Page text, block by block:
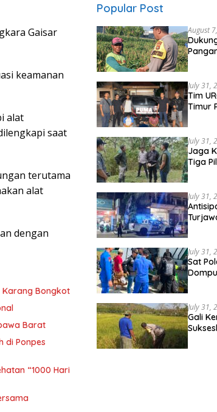
Gaisar
keamanan
alat
saat
terutama
alat
dengan
Karang Bongkot
Barat
di Ponpes
“1000 Hari
Popular Post
August
July 31,
Tim
Timur
July 31,
Jaga
Tiga
Ai
July 31,
July 31,
Sat
Pesisir
July 31,
Gali